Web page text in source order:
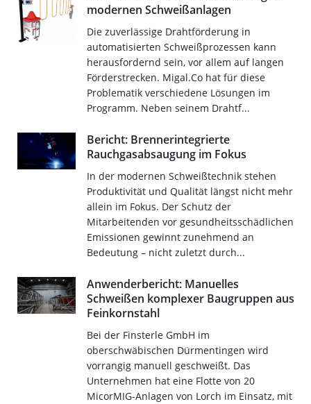
modernen Schweißanlagen
Die zuverlässige Drahtförderung in
automatisierten Schweißprozessen kann
herausfordernd sein, vor allem auf langen
Förderstrecken. Migal.Co hat für diese
Problematik verschiedene Lösungen im
Programm. Neben seinem Drahtf...
Bericht: Brennerintegrierte
Rauchgasabsaugung im Fokus
In der modernen Schweißtechnik stehen
Produktivität und Qualität längst nicht mehr
allein im Fokus. Der Schutz der
Mitarbeitenden vor gesundheitsschädlichen
Emissionen gewinnt zunehmend an
Bedeutung – nicht zuletzt durch...
Anwenderbericht: Manuelles
Schweißen komplexer Baugruppen aus
Feinkornstahl
Bei der Finsterle GmbH im
oberschwäbischen Dürmentingen wird
vorrangig manuell geschweißt. Das
Unternehmen hat eine Flotte von 20
MicorMIG-Anlagen von Lorch im Einsatz, mit